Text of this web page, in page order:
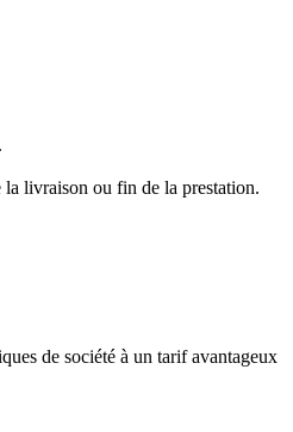
la livraison ou fin de la prestation.
de société à un tarif avantageux